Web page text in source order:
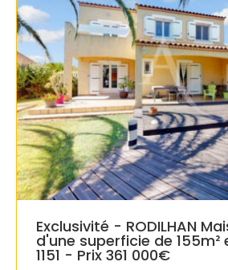
Exclusivité - RODILHAN
d'une superficie de 155m²
1151 - Prix 361 000€